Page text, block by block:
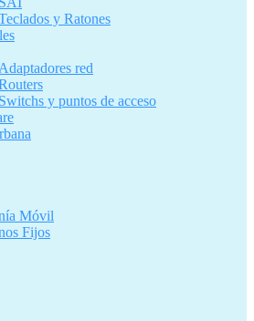
y Ratones
Adaptadores red
Switchs y puntos de acceso
Móvil
Fijos